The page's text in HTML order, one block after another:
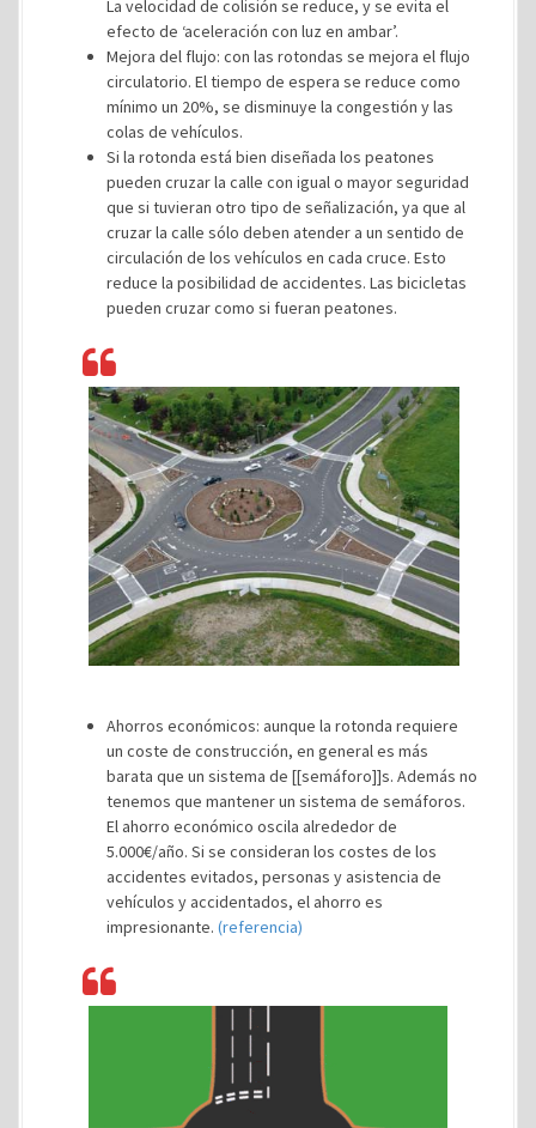
La velocidad de colisión se reduce, y se evita el
efecto de ‘aceleración con luz en ambar’.
Mejora del flujo: con las rotondas se mejora el flujo
circulatorio. El tiempo de espera se reduce como
mínimo un 20%, se disminuye la congestión y las
colas de vehículos.
Si la rotonda está bien diseñada los peatones
pueden cruzar la calle con igual o mayor seguridad
que si tuvieran otro tipo de señalización, ya que al
cruzar la calle sólo deben atender a un sentido de
circulación de los vehículos en cada cruce. Esto
reduce la posibilidad de accidentes. Las bicicletas
pueden cruzar como si fueran peatones.
Ahorros económicos: aunque la rotonda requiere
un coste de construcción, en general es más
barata que un sistema de [[semáforo]]s. Además no
tenemos que mantener un sistema de semáforos.
El ahorro económico oscila alrededor de
5.000€/año. Si se consideran los costes de los
accidentes evitados, personas y asistencia de
vehículos y accidentados, el ahorro es
impresionante. (referencia)